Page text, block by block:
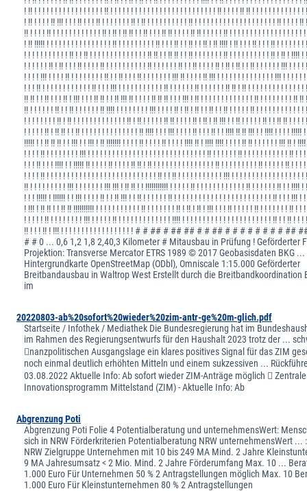
! !! ! ! ! ! ! ! ! ! ! ! ! ! ! ! ! ! ! !! ! ! ! ! ! ! ! ! ! ! ! ! ! ! ! ! ! ! ! ! ! ! ! ! ! ! !! ! ! ! ! !! !! ! ! ! ! ! ! ! ! ! ! ! ! !
! !! ! ! ! ! !! !!! ! ! ! !! ! ! ! !! ! ! ! ! ! ! ! !! ! !! ! ! ! ! ! ! ! ! ! ! !! ! ! ! ! ! ! ! ! ! ! ! ! ! ! ! ! ! ! ! ! !! ! ! ! ! !!
!! ! ! ! ! !! ! ! ! ! ! ! ! ! ! ! ! ! !! ! !! ! !! !! ! ! !! ! ! ! !! !! ! ! ! ! !! !! ! ! ! ! ! !! ! ! ! ! ! ! ! ! ! ! ! ! ! ! ! ! ! !
! !! !!!!! ! ! ! ! ! ! ! ! ! ! ! ! ! ! ! ! !! ! ! ! ! ! ! ! ! ! !! ! ! ! !! ! ! !! ! ! !! ! !! !!!! ! !! ! ! ! !! ! ! ! !! ! ! ! ! ! ! !
! ! ! ! ! ! ! ! ! ! ! !! ! ! !! ! ! ! ! ! ! ! ! ! ! ! ! ! ! !! !! ! ! !! !! ! ! !! ! ! ! ! ! ! ! !! ! ! ! ! ! ! ! ! ! ! !! ! !! ! !!!! !
! ! ! ! ! ! !! ! !! ! ! ! !! ! ! ! ! !! ! ! ! ! ! ! ! ! ! ! !! ! ! ! ! ! ! !! ! ! !! ! ! ! ! !! ! !! ! !! ! ! !! ! ! ! ! ! ! !!! ! ! ! !
! ! ! ! !!! ! ! ! ! !! ! ! ! ! ! ! ! ! !! ! ! !! ! ! ! !! ! ! ! ! ! ! ! !!! !! ! ! ! ! !! !!! ! ! ! ! ! ! ! ! ! ! ! ! ! ! !!! ! ! ! ! !
! ! ! !! ! ! ! ! ! ! ! ! ! ! ! ! !! ! ! ! !!! ! ! ! ! ! ! ! ! ! ! ! !! ! ! ! ! ! ! !! ! ! ! ! ! ! !! !! ! !! ! ! ! ! ! ! ! ! ! ! ! ! ! !
!! !! ! ! !! ! ! ! !! ! !!! ! ! ! !! !! ! ! !! !!! !! ! ! ! ! !! !! !! ! ! ! !!! ! !! ! ! ! ! ! ! ! ! ! ! ! ! ! !! ! ! ! ! ! ! ! ! !! !!
!! ! ! ! ! ! ! !! ! ! !! ! ! ! ! ! ! !! !!!! ! ! ! ! ! ! ! ! !!! ! ! ! ! !! ! !! ! !! ! ! !! ! ! !! ! ! ! ! ! !! ! ! ! ! ! ! ! ! ! ! ! !
! ! ! ! ! ! ! ! !! ! !! ! ! ! ! ! ! ! ! ! ! ! ! ! !! ! !! ! ! ! ! ! !! !! ! ! ! ! !! ! !! ! !! !!! ! ! !! ! ! ! ! ! !! ! ! !! !! ! ! ! !
! ! ! ! ! !! ! !! !! ! ! !! ! ! ! ! ! ! ! ! ! ! ! ! ! ! !! !!!! ! ! ! !!! ! ! ! ! !! ! ! ! !! ! ! !!!! !! !! !!! ! ! !!!! ! ! ! ! !!!!!
!!!!! ! ! !! !! !! ! ! !!! ! ! !!! ! !! !!!!!!! ! ! ! ! !! ! ! ! ! !! ! ! ! ! !!!! !! ! !!!! !!!! ! ! ! ! !! !! ! ! ! ! ! ! !!! !! !
! ! ! ! !! ! ! ! ! ! ! ! ! !!! ! ! ! ! ! ! ! ! ! ! ! ! ! ! ! ! ! ! ! ! ! ! ! ! ! ! ! ! ! !! ! ! ! ! ! ! !! ! ! ! ! ! ! ! ! ! ! ! !! ! !
! ! ! !! ! ! ! !!!! ! ! !!!!! !! ! ! ! ! !! ! ! ! ! !! !! ! !! ! ! ! ! ! ! ! ! ! ! ! ! ! ! ! !! ! ! ! ! ! ! ! ! ! !! ! ! ! ! ! !! ! ! !
! ! ! ! !! ! ! ! ! ! ! ! ! ! ! ! ! ! ! ! ! ! ! ! ! ! ! ! ! ! ! ! !! ! ! !! ! ! ! ! ! ! ! ! ! ! ! !!! ! ! ! ! ! ! ! ! ! ! ! ! ! ! ! ! ! !
!! ! ! ! ! ! ! ! ! ! !!! ! ! ! ! ! ! ! !!! !!! ! !! !! ! ! !!!!!!!!!!! ! ! ! ! ! !! ! ! ! ! ! ! ! ! ! ! ! ! !! ! ! ! ! ! ! !! ! ! !!!! !
! ! ! !!!!! ! !!!!!! ! ! !!! ! ! ! ! !! ! ! !! !!! ! ! !! ! ! ! ! ! ! !! ! ! ! ! ! ! ! ! ! ! ! ! ! ! ! ! ! ! ! ! ! ! ! ! !! ! ! ! !!! !
! !!! ! !! !! ! ! !! !! !!!!!!!!!! ! ! ! ! ! ! ! ! ! ! ! !! ! ! ! ! ! ! ! !! ! !! ! !! ! !!! ! ! ! !! ! ! ! ! ! !! ! ! ! ! ! ! ! !! ! !
! ! ! ! ! !! ! ! ! ! ! ! ! ! !!! ! ! ! ! ! !! ! ! ! ! ! ! ! ! ! ! ! ! ! !!!! ! ! ! ! ! ! ! ! ! ! ! ! ! ! ! ! ! ! ! ! ! ! !! ! ! !! ! ! !
!! ! ! ! !! ! !!! ! ! ! ! ! ! ! ! ! ! ! ! ! ! ! ! ! ! # # ## # ## ## # # ## # # # # # # # # ##
# # 0 ... 0,6 1,2 1,8 2,40,3 Kilometer # Mitausbau in Prüfung ! Geförderter
Projektion: Transverse Mercator ETRS 1989 © 2017 Geobasisdaten BKG ...
Hintergrundkarte OpenStreetMap (ODbl), Omniscale 1:15.000 Geförderter
Breitbandausbau in Waltrop West Erstellt durch die Breitbandkoordination
im
20220803-ab%20sofort%20wieder%20zim-antr-ge%20m-glich.pdf
Startseite / Infothek / Mediathek Die Bundesregierung hat im
im Rahmen des Regierungsentwurfs für den Haushalt 2023 trotz der ...
nanzpolitischen Ausgangslage ein klares positives Signal für das ZIM
noch einmal deutlich erhöhten Mitteln und einem sukzessiven ...
03.08.2022 Aktuelle Info: Ab sofort wieder ZIM-Anträge möglich 
Innovationsprogramm Mittelstand (ZIM) - Aktuelle Info: Ab
Abgrenzung Poti
Abgrenzung Poti Folie 4 Potentialberatung und unternehmensWert:
sich in NRW Förderkriterien Potentialberatung NRW unternehmensWert ...
NRW Zielgruppe Unternehmen mit 10 bis 249 MA Mind. 2 Jahre
9 MA Jahresumsatz < 2 Mio. Mind. 2 Jahre Förderumfang Max. 10 ...
1.000 Euro Für Unternehmen 50 % 2 Antragstellungen möglich Max. 10
1.000 Euro Für Kleinstunternehmen 80 % 2 Antragstellungen